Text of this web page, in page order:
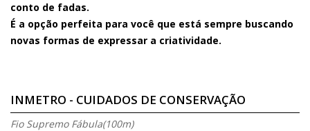
conto de fadas.
É a opção perfeita para você que está sempre buscando
novas formas de expressar a criatividade.
INMETRO - CUIDADOS DE CONSERVAÇÃO
Fio Supremo Fábula(100m)